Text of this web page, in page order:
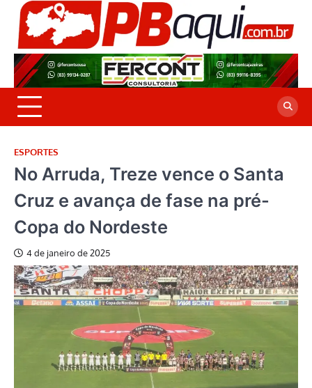
Skip
content
ESPORTES
No Arruda, Treze vence o Santa
Cruz e avança de fase na pré-
Copa do Nordeste
4 de janeiro de 2025